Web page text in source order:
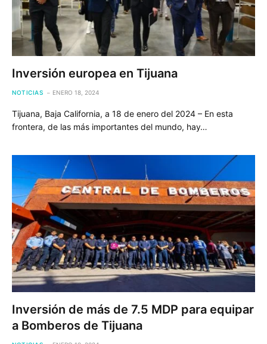
Inversión europea en Tijuana
NOTICIAS ENERO 18, 2024
Tijuana, Baja California, a 18 de enero del 2024 – En esta
frontera, de las más importantes del mundo, hay…
Inversión de más de 7.5 MDP para equipar
a Bomberos de Tijuana